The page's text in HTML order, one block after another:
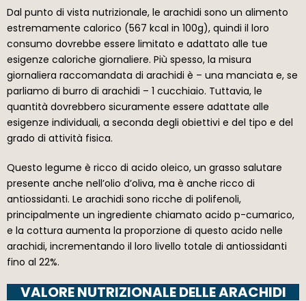
Dal punto di vista nutrizionale, le arachidi sono un alimento
estremamente calorico (567 kcal in 100g), quindi il loro
consumo dovrebbe essere limitato e adattato alle tue
esigenze caloriche giornaliere. Più spesso, la misura
giornaliera raccomandata di arachidi è – una manciata e, se
parliamo di burro di arachidi – 1 cucchiaio. Tuttavia, le
quantità dovrebbero sicuramente essere adattate alle
esigenze individuali, a seconda degli obiettivi e del tipo e del
grado di attività fisica.
Questo legume è ricco di acido oleico, un grasso salutare
presente anche nell’olio d’oliva, ma è anche ricco di
antiossidanti. Le arachidi sono ricche di polifenoli,
principalmente un ingrediente chiamato acido p-cumarico,
e la cottura aumenta la proporzione di questo acido nelle
arachidi, incrementando il loro livello totale di antiossidanti
fino al 22%.
VALORE NUTRIZIONALE DELLE ARACHIDI